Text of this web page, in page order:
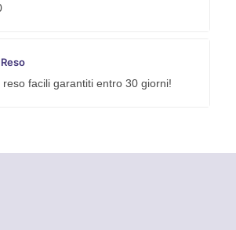
reso facili garantiti entro 30 giorni!